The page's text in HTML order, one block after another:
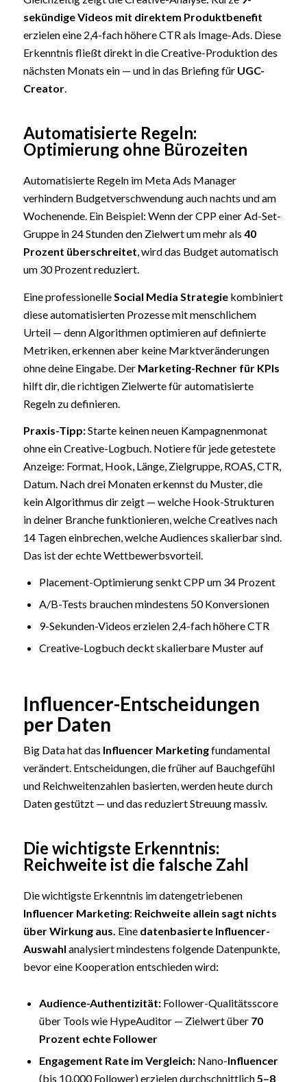
sekündige Videos mit direktem Produktbenefit
erzielen eine 2,4-fach höhere CTR als Image-Ads. Diese
Erkenntnis fließt direkt in die Creative-Produktion des
nächsten Monats ein — und in das Briefing für UGC-
Creator.
Automatisierte Regeln:
Optimierung ohne Bürozeiten
Automatisierte Regeln im Meta Ads Manager
verhindern Budgetverschwendung auch nachts und am
Wochenende. Ein Beispiel: Wenn der CPP einer Ad-Set-
Gruppe in 24 Stunden den Zielwert um mehr als 40
Prozent überschreitet, wird das Budget automatisch
um 30 Prozent reduziert.
Eine professionelle Social Media Strategiekombiniert
diese automatisierten Prozesse mit menschlichem
Urteil — denn Algorithmen optimieren auf definierte
Metriken, erkennen aber keine Marktveränderungen
ohne deine Eingabe. Der Marketing-Rechner für KPIs
hilft dir, die richtigen Zielwerte für automatisierte
Regeln zu definieren.
Praxis-Tipp:Starte keinen neuen Kampagnenmonat
ohne ein Creative-Logbuch. Notiere für jede getestete
Anzeige: Format, Hook, Länge, Zielgruppe, ROAS, CTR,
Datum. Nach drei Monaten erkennst du Muster, die
kein Algorithmus dir zeigt — welche Hook-Strukturen
in deiner Branche funktionieren, welche Creatives nach
14 Tagen einbrechen, welche Audiences skalierbar sind.
Das ist der echte Wettbewerbsvorteil.
Placement-Optimierung senkt CPP um 34 Prozent
A/B-Tests brauchen mindestens 50 Konversionen
9-Sekunden-Videos erzielen 2,4-fach höhere CTR
Creative-Logbuch deckt skalierbare Muster auf
Influencer-Entscheidungen
per Daten
Big Data hat das Influencer Marketingfundamental
verändert. Entscheidungen, die früher auf Bauchgefühl
und Reichweitenzahlen basierten, werden heute durch
Daten gestützt — und das reduziert Streuung massiv.
Die wichtigste Erkenntnis:
Reichweite ist die falsche Zahl
Die wichtigste Erkenntnis im datengetriebenen
Influencer Marketing: Reichweite allein sagt nichts
über Wirkung aus. Eine datenbasierte Influencer-
Auswahl analysiert mindestens folgende Datenpunkte,
bevor eine Kooperation entschieden wird:
Audience-Authentizität:Follower-Qualitätsscore
über Tools wie HypeAuditor — Zielwert über 70
Prozent echte Follower
Engagement Rateim Vergleich:Nano-Influencer
(bis 10.000 Follower) erzielen durchschnittlich5–8